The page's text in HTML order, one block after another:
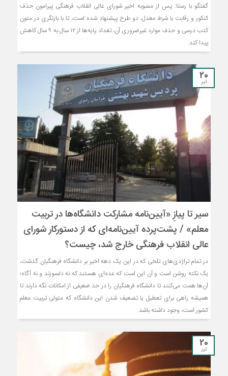
گفتگو با رستا: پس از مصوبه اخیر شورای عالی انقلاب فرهنگی پیرامون حذف
کنکور و رقابت با شرط معدل، دو طرح پیشنهاد شده است، تا با بازنگری در متون
کتب درسی و حذف موارد غیرضروری آن، تعداد پایه‌ها از ۱۲ سال به ۹ سال کاهش
پیدا کند.
20
تیر
سیر تا پیازِ «آیین‌نامه مشارکت دانشگاه‌ها در تربیت
معلم» / پشت‌پرده آیین‌نامه‌ای که از دستورکار شورای
عالی انقلاب فرهنگی خارج شد، چیست؟
در تمام تراژدی‌های تلخی که در این یک دهه اخیر بر دانشگاه فرهنگیان گذشت،
یک نکته روشن است و آن این است که عده‌ای هستند که نه دلسوزند و نه آگاه؛
آن‌ها همت می‌کنند تا دانشگاه فرهنگیان را در حد ضعیفی از امکانات نگه دارند تا
همیشه راهی برای تعطیل یا تضعیف شدن این دانشگاه که متولی تربیت معلم
کشور است، وجود داشته باشد.
20
تیر